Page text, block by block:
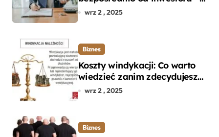
dlaczego warto?
wrz 2 , 2025
Biznes
Koszty windykacji: Co warto
wiedzieć zanim zdecydujesz
się na odzyskanie długu?
wrz 2 , 2025
Biznes